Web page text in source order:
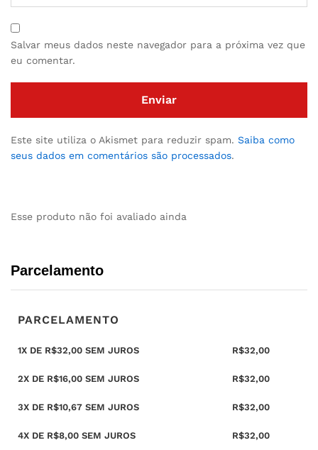
Salvar meus dados neste navegador para a próxima vez que
eu comentar.
Este site utiliza o Akismet para reduzir spam. Saiba como
seus dados em comentários são processados.
Esse produto não foi avaliado ainda
Parcelamento
PARCELAMENTO
1X DE R$32,00 SEM JUROS R$32,00
2X DE R$16,00 SEM JUROS R$32,00
3X DE R$10,67 SEM JUROS R$32,00
4X DE R$8,00 SEM JUROS R$32,00